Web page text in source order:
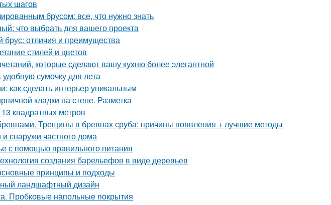
шагов
брусом: все, что нужно знать
что выбрать для вашего проекта
отличия и преимущества
стилей и цветов
которые сделают вашу кухню более элегантной
сумочку для лета
как сделать интерьер уникальным
кладки на стене. Разметка
квадратных метров
Трещины в бревнах сруба: причины появления + лучшие методы
и снаружи частного дома
с помощью правильного питания
создания барельефов в виде деревьев
принципы и подходы
ландшафтный дизайн
Пробковые напольные покрытия